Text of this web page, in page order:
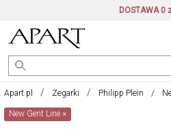
DOSTAWA 0
Apart.pl Zegarki Philipp Plein
New Gent Line×